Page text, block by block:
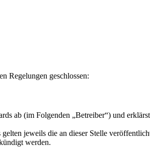
Regelungen geschlossen:
ab (im Folgenden „Betreiber“) und
jeweils die an dieser Stelle
werden.